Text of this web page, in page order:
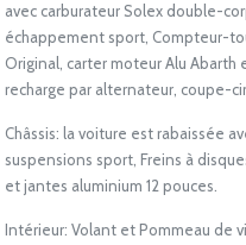
IMG_6170
avec carburateur Solex double-
échappement sport, Compteur-
Original, carter moteur Alu Abarth
recharge par alternateur, coupe-
Châssis: la voiture est rabaissée
suspensions sport, Freins à
et jantes aluminium 12 pouces.
Intérieur: Volant et Pommeau de